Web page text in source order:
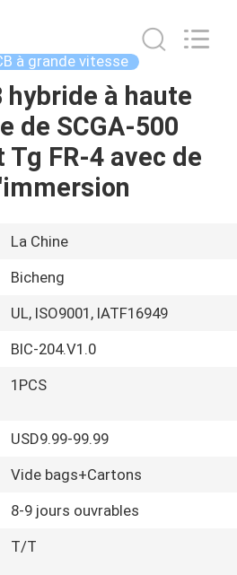
à grande vitesse
hybride à haute
de SCGA-500
Tg FR-4 avec de
La Chine
Bicheng
UL, ISO9001, IATF16949
BIC-204.V1.0
1PCS
USD9.99-99.99
Vide bags+Cartons
8-9 jours ouvrables
T/T